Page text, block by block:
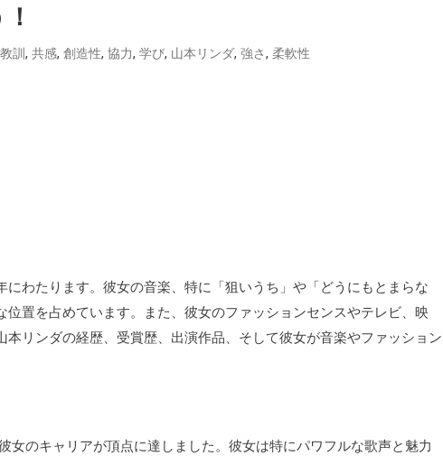
訓 , 共感, 創造性, 協力, 学び, 山本リンダ, 強さ, 柔軟性
わたります。彼女の音楽、特に「狙いうち」や「どうにもとまらな
置を占めています。また、彼女のファッションセンスやテレビ、映
リンダの経歴、受賞歴、出演作品、そして彼女が音楽やファッション
女のキャリアが頂点に達しました。彼女は特にパワフルな歌声と魅力